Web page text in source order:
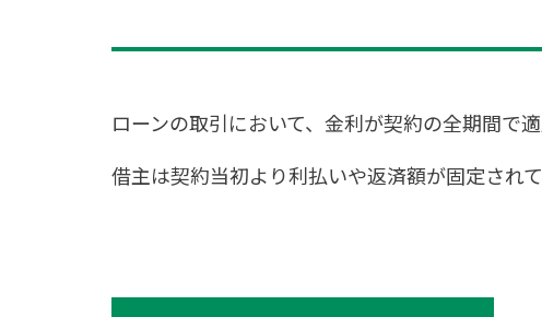
ローンの取引において、金利が契約の全期間で適
借主は契約当初より利払いや返済額が固定され